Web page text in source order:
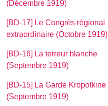
(Décembre 1919)
[BD-17] Le Congrès régional
extraordinaire (Octobre 1919)
[BD-16] La terreur blanche
(Septembre 1919)
[BD-15] La Garde Kropotkine
(Septembre 1919)